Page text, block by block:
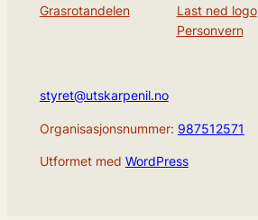
Grasrotandelen
Last ned logo
Personvern
styret@utskarpenil.no
Organisasjonsnummer: 987512571
Utformet med WordPress